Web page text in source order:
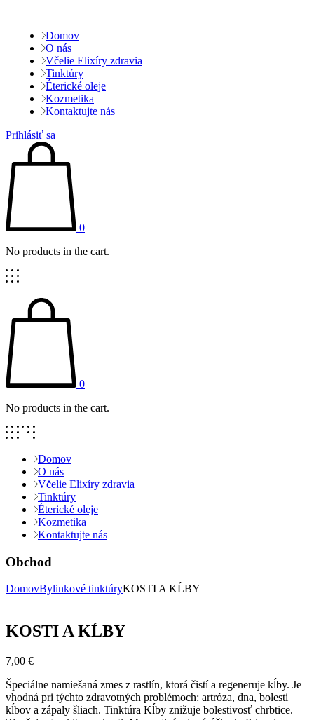
Domov
O nás
Včelie Elixíry zdravia
Tinktúry
Éterické oleje
Kozmetika
Kontaktujte nás
Prihlásiť sa
0
No products in the cart.
0
No products in the cart.
Domov
O nás
Včelie Elixíry zdravia
Tinktúry
Éterické oleje
Kozmetika
Kontaktujte nás
Obchod
DomovBylinkové tinktúryKOSTI A KĹBY
KOSTI A KĹBY
7,00 €
Špeciálne namiešaná zmes z rastlín, ktorá čistí a regeneruje kĺby. Je
vhodná pri týchto zdravotných problémoch: artróza, dna, bolesti
kĺbov a zápaly šliach. Tinktúra Kĺby znižuje bolestivosť chrbtice.